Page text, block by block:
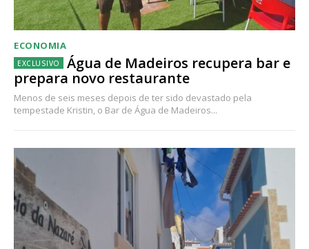
ECONOMIA
Água de Madeiros recupera bar e
prepara novo restaurante
Menos de seis meses depois de ter sido devastado pela
tempestade Kristin, o Bar de Água de Madeiros...